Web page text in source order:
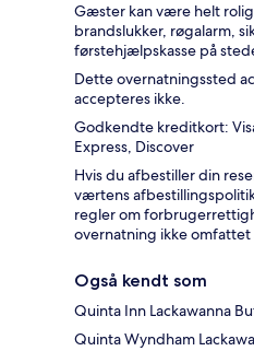
Gæster kan være helt
brandslukker, røgalarm,
førstehjælpskasse på
Dette overnatningssted
accepteres ikke.
Godkendte kreditkort:
Express, Discover
Hvis du afbestiller din
værtens
regler om
overnatning ikke
Også kendt som
Quinta Inn Lackawanna
Quinta Wyndham